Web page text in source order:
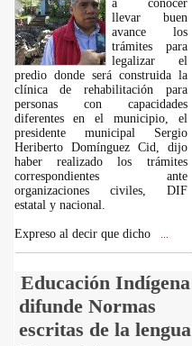
a conocer
llevar buen
avance los
trámites para
legalizar el
predio donde será construida la
clínica de rehabilitación para
personas con capacidades
diferentes en el municipio, el
presidente municipal Sergio
Heriberto Domínguez Cid, dijo
haber realizado los trámites
correspondientes ante
organizaciones civiles, DIF
estatal y nacional.
Expreso al decir que dicho
Educación Indígena
difunde Normas
escritas de la lengua